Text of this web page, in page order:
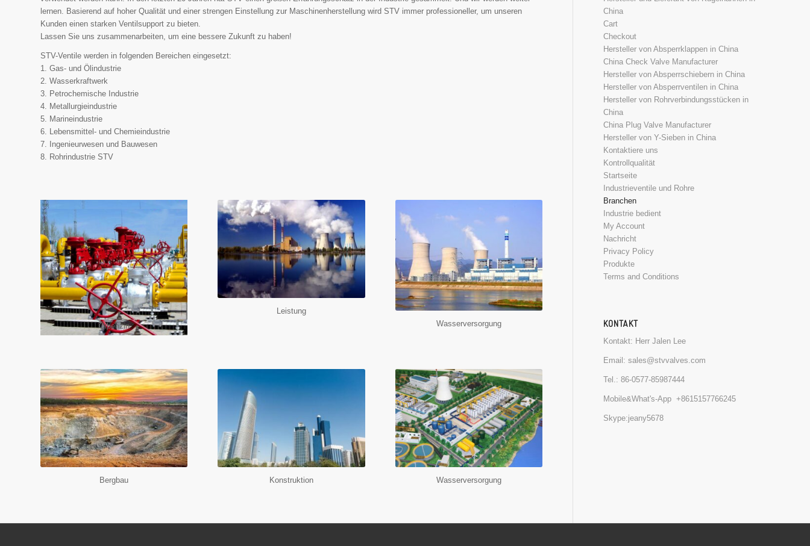
lernen. Basierend auf hoher Qualität und einer strengen Einstellung zur Maschinenherstellung wird STV immer professioneller, um unseren
Kunden einen starken Ventilsupport zu bieten.
Lassen Sie uns zusammenarbeiten, um eine bessere Zukunft zu haben!
STV-Ventile werden in folgenden Bereichen eingesetzt:
1. Gas- und Ölindustrie
2. Wasserkraftwerk
3. Petrochemische Industrie
4. Metallurgieindustrie
5. Marineindustrie
6. Lebensmittel- und Chemieindustrie
7. Ingenieurwesen und Bauwesen
8. Rohrindustrie STV
Ölbenzin
Leistung
Wasserversorgung
Bergbau Konstruktion Wasserversorgung
China
Cart
Checkout
Hersteller von Absperrklappen in China
China Check Valve Manufacturer
Hersteller von Absperrschiebern in China
Hersteller von Absperrventilen in China
Hersteller von Rohrverbindungsstücken in
China
China Plug Valve Manufacturer
Hersteller von Y-Sieben in China
Kontaktiere uns
Kontrollqualität
Startseite
Industrieventile und Rohre
Branchen
Industrie bedient
My Account
Nachricht
Privacy Policy
Produkte
Terms and Conditions
KONTAKT
Kontakt: Herr Jalen Lee
Email:sales@stvvalves.com
Tel.:86-0577-85987444
Mobile&What's-App+8615157766245
Skype:jeany5678